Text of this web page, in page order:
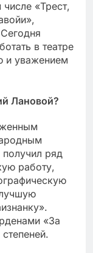
«Трест,
в театре
и уважением
Лановой?
ряд
работу,
«За